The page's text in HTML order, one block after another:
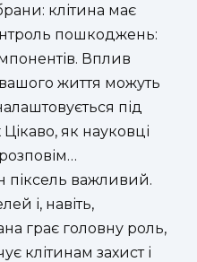
клітина має
пошкоджень:
Вплив
життя можуть
під
як науковці
піксель важливий.
і, навіть,
грає головну роль,
клітинам захист і